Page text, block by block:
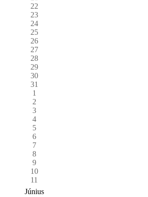
22
23
24
25
26
27
28
29
30
31
1
2
3
4
5
6
7
8
9
10
11
Június